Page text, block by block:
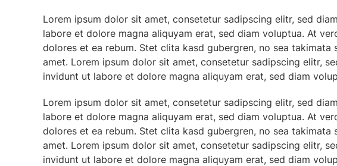
Lorem ipsum dolor sit amet, consetetur sadipscing elitr, sed
labore et dolore magna aliquyam erat, sed diam voluptua. At
dolores et ea rebum. Stet clita kasd gubergren, no sea takimata
amet. Lorem ipsum dolor sit amet, consetetur sadipscing elitr,
invidunt ut labore et dolore magna aliquyam erat, sed diam
Lorem ipsum dolor sit amet, consetetur sadipscing elitr, sed
labore et dolore magna aliquyam erat, sed diam voluptua. At
dolores et ea rebum. Stet clita kasd gubergren, no sea takimata
amet. Lorem ipsum dolor sit amet, consetetur sadipscing elitr,
invidunt ut labore et dolore magna aliquyam erat, sed diam